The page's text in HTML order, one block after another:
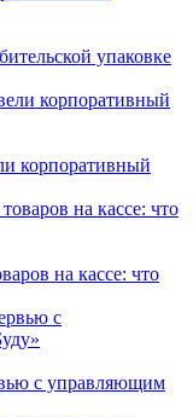
упаковке
корпоративный
на кассе: что
с управляющим